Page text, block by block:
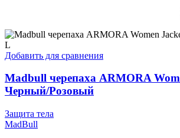
L
Добавить для сравнения
Madbull черепаха ARMORA
Черный/Розовый
Защита тела
MadBull